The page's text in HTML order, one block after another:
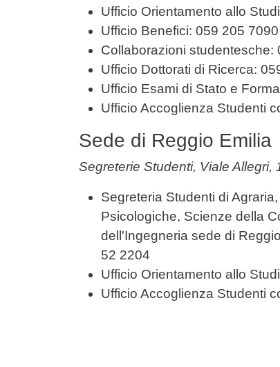
Ufficio Orientamento allo
Ufficio Benefici: 059 205 7090
Collaborazioni studentesche:
Ufficio Dottorati di Ricerca:
Ufficio Esami di Stato e
Ufficio Accoglienza Studenti
Sede di Reggio Emilia
Segreterie Studenti, Viale Allegri,
Segreteria Studenti di
Psicologiche, Scienze della
dell'Ingegneria sede di
52 2204
Ufficio Orientamento allo
Ufficio Accoglienza Studenti